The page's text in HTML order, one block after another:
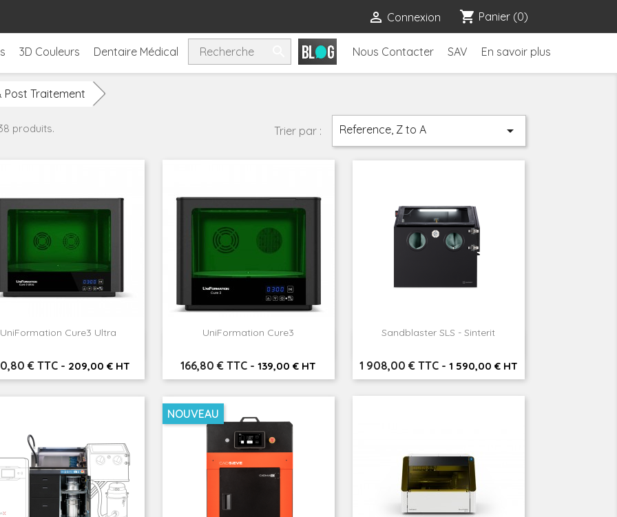
 Connexion shopping_cart Panier (0)
3D Couleurs Dentaire Médical Nous Contacter SAV En savoir plus
Post Traitement
produits. Trier par : Reference, Z to A 
UniFormation Cure3 Ultra
€ TTC - 209,00 € HT
UniFormation Cure3
Prix
166,80 € TTC - 139,00 € HT
Sandblaster SLS - Sinterit
Prix
1 908,00 € TTC - 1 590,00 € HT
NOUVEAU